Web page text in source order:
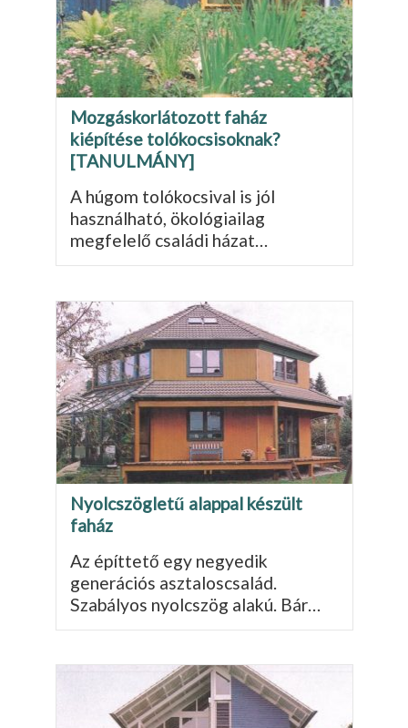
Mozgáskorlátozott faház
kiépítése tolókocsisoknak?
[TANULMÁNY]
A húgom tolókocsival is jól
használható, ökoló­giailag
megfelelő családi há­zat…
Nyolcszögletű alappal készült
faház
Az építtető egy negyedik
generációs asztaloscsalád.
Szabályos nyolcszög alakú. Bár…